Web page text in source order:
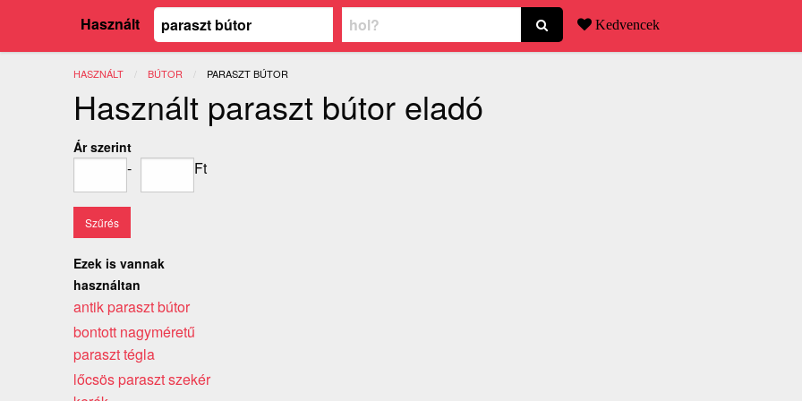
Használt Kedvencek
HASZNÁLT BÚTOR JELENLEGI:
PARASZT BÚTOR
Használt paraszt bútor eladó
Ár szerint
- Ft
Ezek is vannak
használtan
antik paraszt bútor
bontott nagyméretű
paraszt tégla
lőcsös paraszt szekér